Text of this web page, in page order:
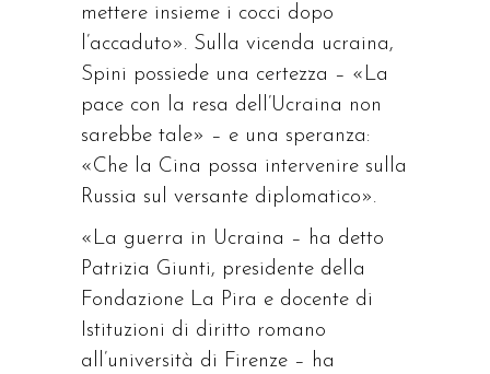
mettere insieme i cocci dopo
l’accaduto». Sulla vicenda ucraina,
Spini possiede una certezza – «La
pace con la resa dell’Ucraina non
sarebbe tale» – e una speranza:
«Che la Cina possa intervenire sulla
Russia sul versante diplomatico».
«La guerra in Ucraina – ha detto
Patrizia Giunti, presidente della
Fondazione La Pira e docente di
Istituzioni di diritto romano
all’università di Firenze – ha